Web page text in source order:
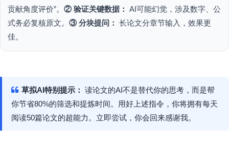
贡献角度评价”。 ② 验证关键数据： AI可能幻觉，涉及数字、公
式务必复核原文。 ③ 分块提问： 长论文分章节输入，效果更
佳。
草拟AI特别提示： 读论文的AI不是替代你的思考，而是帮
你节省80%的筛选和提炼时间。用好上述指令，你将拥有每天
阅读50篇论文的超能力。立即尝试，你会回来感谢我。